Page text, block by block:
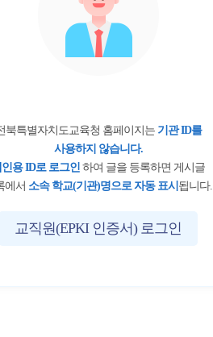
북특별자치도교육청 홈페이지는 기관 ID를
사용하지 않습니다.
용 ID로 로그인하여 글을 등록하면 게시글
에서 소속 학교(기관)명으로 자동 표시 됩니다.
교직원(EPKI 인증서) 로그인